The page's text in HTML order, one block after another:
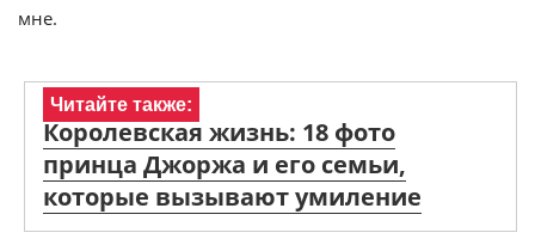
мне.
Читайте также:
Королевская жизнь: 18 фото
принца Джоржа и его семьи,
которые вызывают умиление